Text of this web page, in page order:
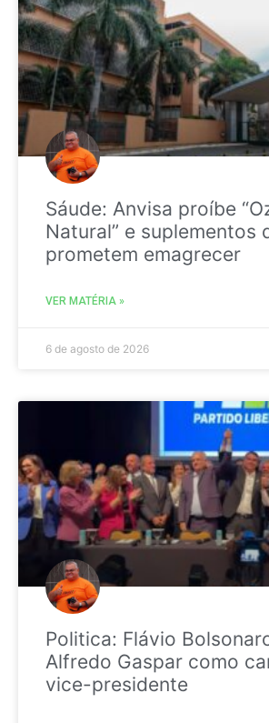
Sáude: Anvisa proíbe
Natural” e suplementos
prometem emagrecer
VER MATÉRIA »
6 de agosto de 2026
Politica: Flávio
Alfredo Gaspar como
vice-presidente